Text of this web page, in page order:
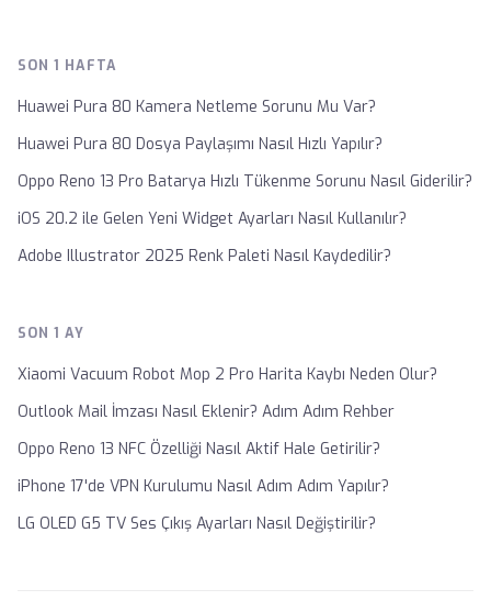
SON 1 HAFTA
Huawei Pura 80 Kamera Netleme Sorunu Mu Var?
Huawei Pura 80 Dosya Paylaşımı Nasıl Hızlı Yapılır?
Oppo Reno 13 Pro Batarya Hızlı Tükenme Sorunu Nasıl Giderilir?
iOS 20.2 ile Gelen Yeni Widget Ayarları Nasıl Kullanılır?
Adobe Illustrator 2025 Renk Paleti Nasıl Kaydedilir?
SON 1 AY
Xiaomi Vacuum Robot Mop 2 Pro Harita Kaybı Neden Olur?
Outlook Mail İmzası Nasıl Eklenir? Adım Adım Rehber
Oppo Reno 13 NFC Özelliği Nasıl Aktif Hale Getirilir?
iPhone 17'de VPN Kurulumu Nasıl Adım Adım Yapılır?
LG OLED G5 TV Ses Çıkış Ayarları Nasıl Değiştirilir?